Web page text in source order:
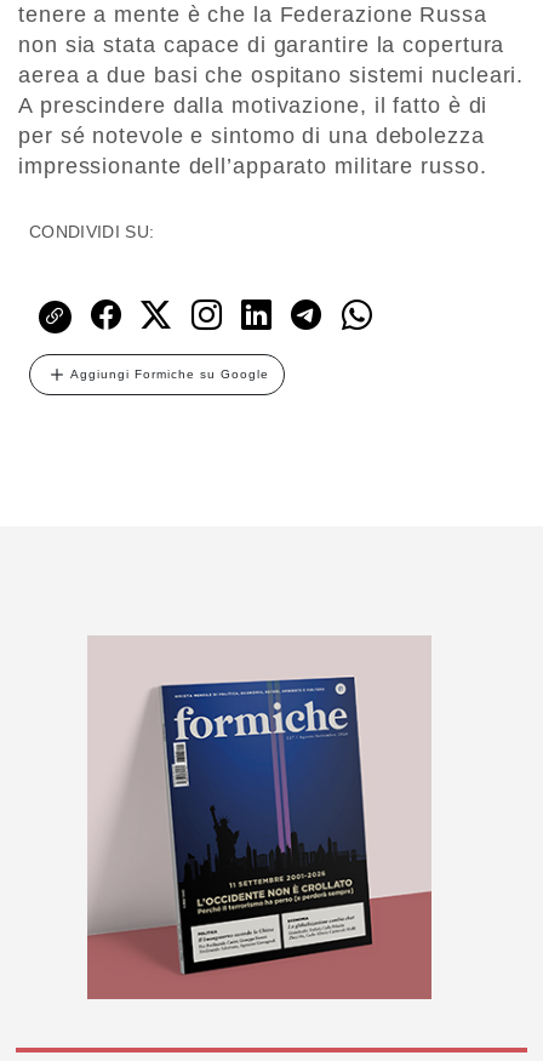
tenere a mente è che la Federazione Russa
non sia stata capace di garantire la copertura
aerea a due basi che ospitano sistemi nucleari.
A prescindere dalla motivazione, il fatto è di
per sé notevole e sintomo di una debolezza
impressionante dell’apparato militare russo.
CONDIVIDI SU:
Aggiungi Formiche su Google